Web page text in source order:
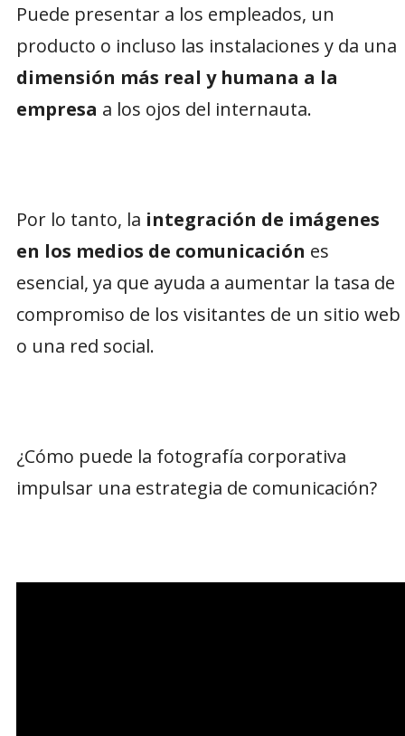
Puede presentar a los empleados, un
producto o incluso las instalaciones y da una
dimensión más real y humana a la
empresa a los ojos del internauta.
Por lo tanto, la integración de imágenes
en los medios de comunicación es
esencial, ya que ayuda a aumentar la tasa de
compromiso de los visitantes de un sitio web
o una red social.
¿Cómo puede la fotografía corporativa
impulsar una estrategia de comunicación?